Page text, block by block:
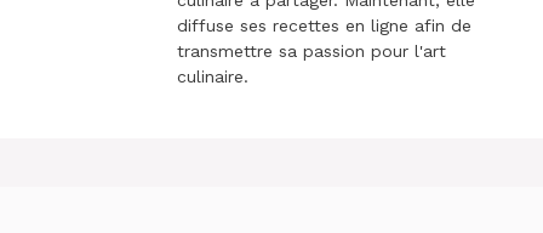
diffuse ses recettes en ligne afin de
transmettre sa passion pour l'art
culinaire.